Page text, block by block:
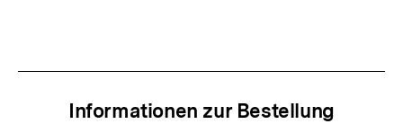
Informationen zur Bestellung